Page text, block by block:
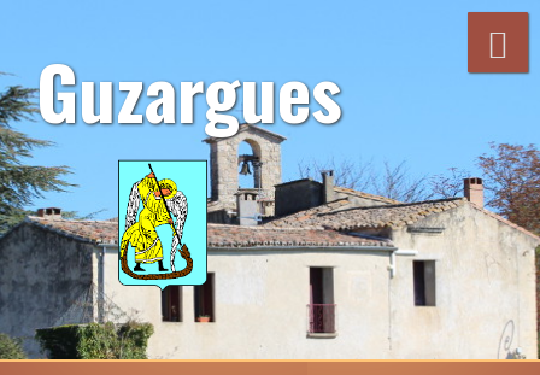
contenuGuzargues